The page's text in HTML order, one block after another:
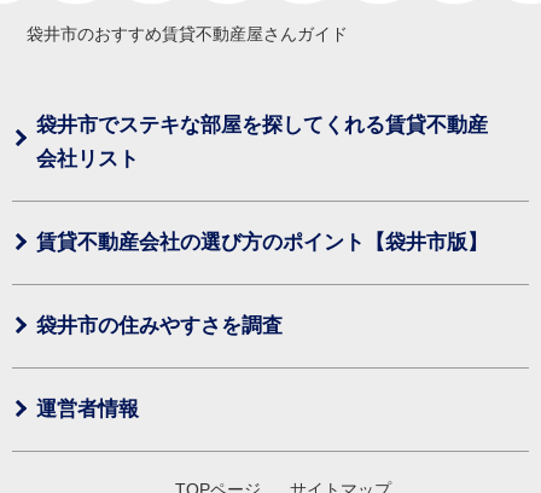
袋井市のおすすめ賃貸不動産屋さんガイド
袋井市でステキな部屋を探してくれる賃貸不動産
会社リスト
賃貸不動産会社の選び方のポイント【袋井市版】
袋井市の住みやすさを調査
運営者情報
TOPページ サイトマップ